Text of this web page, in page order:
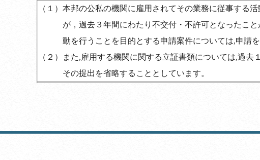
（１） 本邦の公私の機関に雇用されてその業務に従事する
が，過去３年間にわたり不交付・不許可となったこ
動を行うことを目的とする申請案件については,申請
（２）
また,雇用する機関に関する立証書類については,過
その提出を省略することとしています。